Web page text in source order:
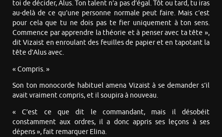
toi de décider, Alus. Ton talent n’a pas d’égal. Tôt ou tard, tu iras
au-delà de ce qu’une personne normale peut faire. Mais c’est
pour cela que tu ne dois pas te fier uniquement à ton sens.
Commence par apprendre la théorie et à penser avec ta tête »,
dit Vizaist en enroulant des feuilles de papier et en tapotant la
tête d’Alus avec.
« Compris. »
Son ton monocorde habituel amena Vizaist à se demander s’il
avait vraiment compris, et il soupira à nouveau.
« C’est ce que dit le commandant, mais il désobéit
constamment aux ordres, il a donc appris ses leçons à ses
dépens », fait remarquer Elina.